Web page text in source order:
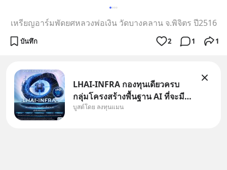
เหรียญอาร์มพัดยศหลวงพ่อเงิน วัดบางคลาน จ.พิจิตร ปี2516
บันทึก 2 1 1
LHAI-INFRA กองทุนเดียวครบ
กลุ่มโครงสร้างพื้นฐาน AI ที่จะมี
งบลงทุนครั้งใหญ่ในประวัติศาสตร์
บูสต์โดย ลงทุนแมน